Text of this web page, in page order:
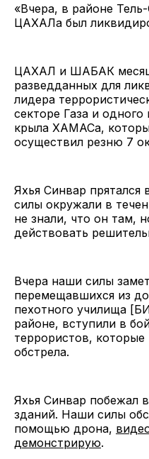
«Вчера, в районе
ЦАХАЛа был
ЦАХАЛ и ШАБАК
разведданных для
лидера
секторе Газа и одного
крыла ХАМАСа,
осуществил резню 7
Яхья Синвар
силы окружали в
не знали, что он там,
действовать
Вчера наши силы
перемещавшихся из
пехотного училища
районе, вступили в
террористов, которые
обстрела.
Яхья Синвар побежал
зданий. Наши силы
помощью дрона,
демонстрирую.